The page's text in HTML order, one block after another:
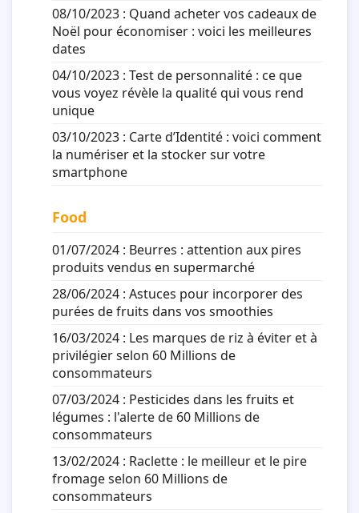
08/10/2023 : Quand acheter vos cadeaux de
Noël pour économiser : voici les meilleures
dates
04/10/2023 : Test de personnalité : ce que
vous voyez révèle la qualité qui vous rend
unique
03/10/2023 : Carte d’Identité : voici comment
la numériser et la stocker sur votre
smartphone
Food
01/07/2024 : Beurres : attention aux pires
produits vendus en supermarché
28/06/2024 : Astuces pour incorporer des
purées de fruits dans vos smoothies
16/03/2024 : Les marques de riz à éviter et à
privilégier selon 60 Millions de
consommateurs
07/03/2024 : Pesticides dans les fruits et
légumes : l'alerte de 60 Millions de
consommateurs
13/02/2024 : Raclette : le meilleur et le pire
fromage selon 60 Millions de
consommateurs